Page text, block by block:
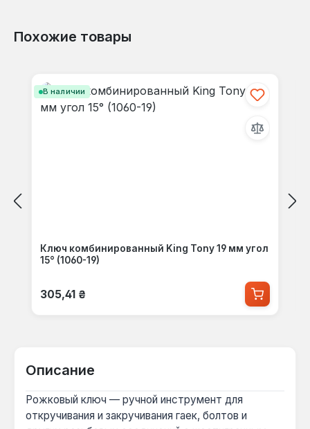
Похожие товары
В наличии
Ключ комбинированный King Tony 19 мм угол
15° (1060-19)
Обычная цена:
305,41 ₴
Описание
Рожковый ключ — ручной инструмент для
откручивания и закручивания гаек, болтов и